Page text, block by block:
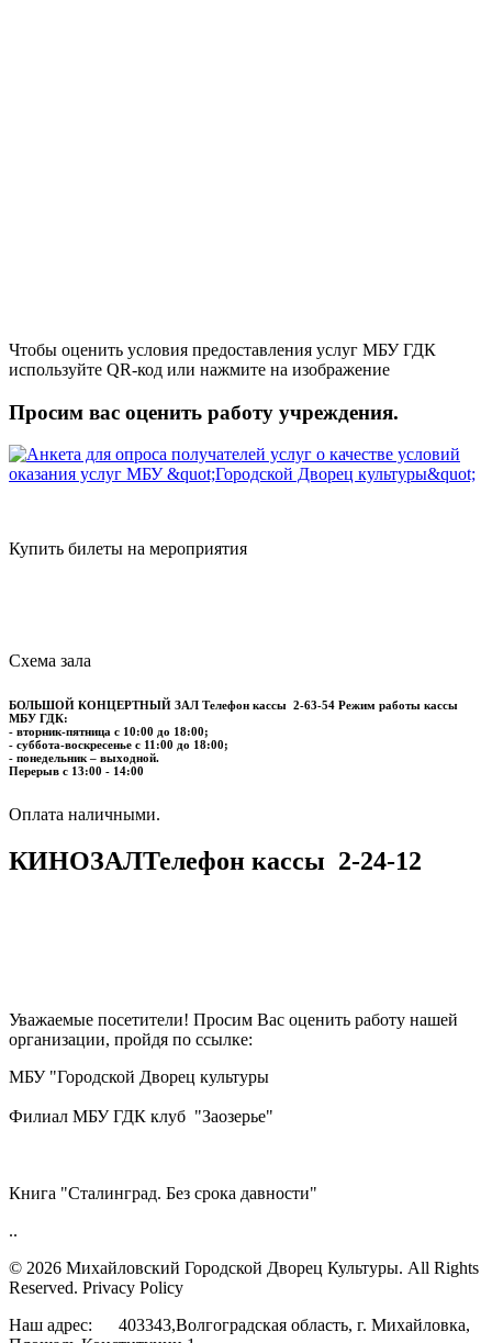
Чтобы оценить условия предоставления услуг МБУ ГДК
используйте QR-код или нажмите на изображение
Просим вас оценить работу учреждения.
Купить билеты на мероприятия
Схема зала
БОЛЬШОЙ КОНЦЕРТНЫЙ ЗАЛ Телефон кассы 2-63-54 Режим работы кассы
МБУ ГДК:
- вторник-пятница с 10:00 до 18:00;
- суббота-воскресенье с 11:00 до 18:00;
- понедельник – выходной.
Перерыв с 13:00 - 14:00
​​​​​​​Оплата наличными.
КИНОЗАЛТелефон кассы 2-24-12
Уважаемые посетители! Просим Вас оценить работу нашей
организации, пройдя по ссылке:
МБУ "Городской Дворец культуры
Филиал МБУ ГДК клуб "Заозерье"
Книга "Сталинград. Без срока давности"
..
© 2026 Михайловский Городской Дворец Культуры. All Rights
Reserved. Privacy Policy
Наш адрес: 403343,Волгоградская область, г. Михайловка,